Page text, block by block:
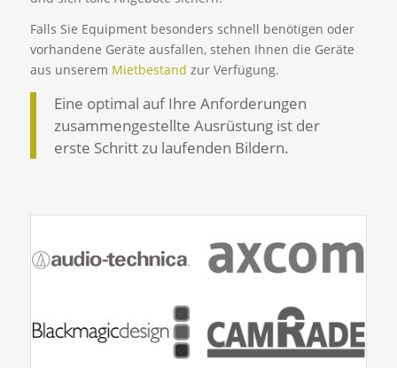
Falls Sie Equipment besonders schnell benötigen oder
vorhandene Geräte ausfallen, stehen Ihnen die Geräte
aus unserem Mietbestand zur Verfügung.
Eine optimal auf Ihre Anforderungen
zusammengestellte Ausrüstung ist der
erste Schritt zu laufenden Bildern.